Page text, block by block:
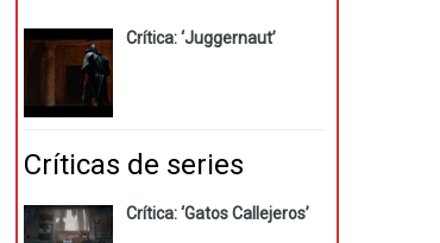
Crítica: ‘Juggernaut’
Críticas de series
Crítica: ‘Gatos Callejeros’